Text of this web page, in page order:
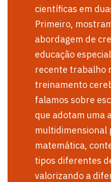
científicas em
Primeiro,
abordagem de
educação
recente trabalho
treinamento
falamos sobre
que adotam uma
multidimensional
matemática,
tipos diferentes
valorizando a